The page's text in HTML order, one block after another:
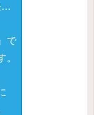
…
で
。